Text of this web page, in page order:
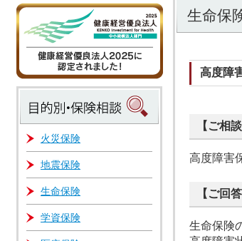
生命保
高度障
【ご相
高度障害
【ご回答
生命保険
火災保険
地震保険
生命保険
学資保険